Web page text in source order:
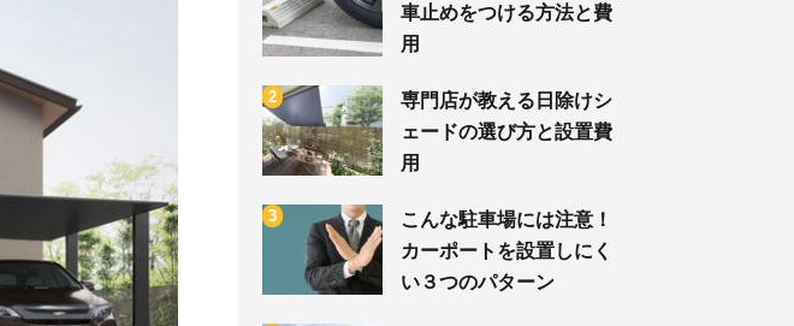
車止めをつける方法と費
用
専門店が教える日除けシ
ェードの選び方と設置費
用
こんな駐車場には注意！
カーポートを設置しにく
い３つのパターン